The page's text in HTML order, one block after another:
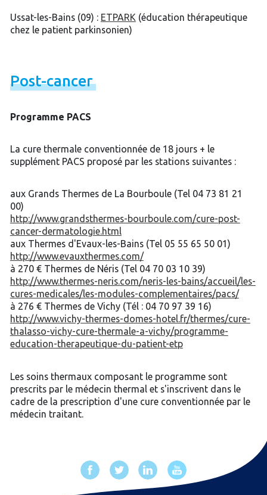
Ussat-les-Bains (09) : ETPARK (éducation thérapeutique
chez le patient parkinsonien)
Post-cancer
Programme PACS
La cure thermale conventionnée de 18 jours + le
supplément PACS proposé par les stations suivantes :
aux Grands Thermes de La Bourboule (Tel 04 73 81 21
00)
http://www.grandsthermes-bourboule.com/cure-post-
cancer-dermatologie.html
aux Thermes d'Evaux-les-Bains (Tel 05 55 65 50 01)
http://www.evauxthermes.com/
à 270 € Thermes de Néris (Tel 04 70 03 10 39)
http://www.thermes-neris.com/neris-les-bains/accueil/les-
cures-medicales/les-modules-complementaires/pacs/
à 276 € Thermes de Vichy (Tél : 04 70 97 39 16)
http://www.vichy-thermes-domes-hotel.fr/thermes/cure-
thalasso-vichy-cure-thermale-a-vichy/programme-
education-therapeutique-du-patient-etp
Les soins thermaux composant le programme sont
prescrits par le médecin thermal et s'inscrivent dans le
cadre de la prescription d'une cure conventionnée par le
médecin traitant.